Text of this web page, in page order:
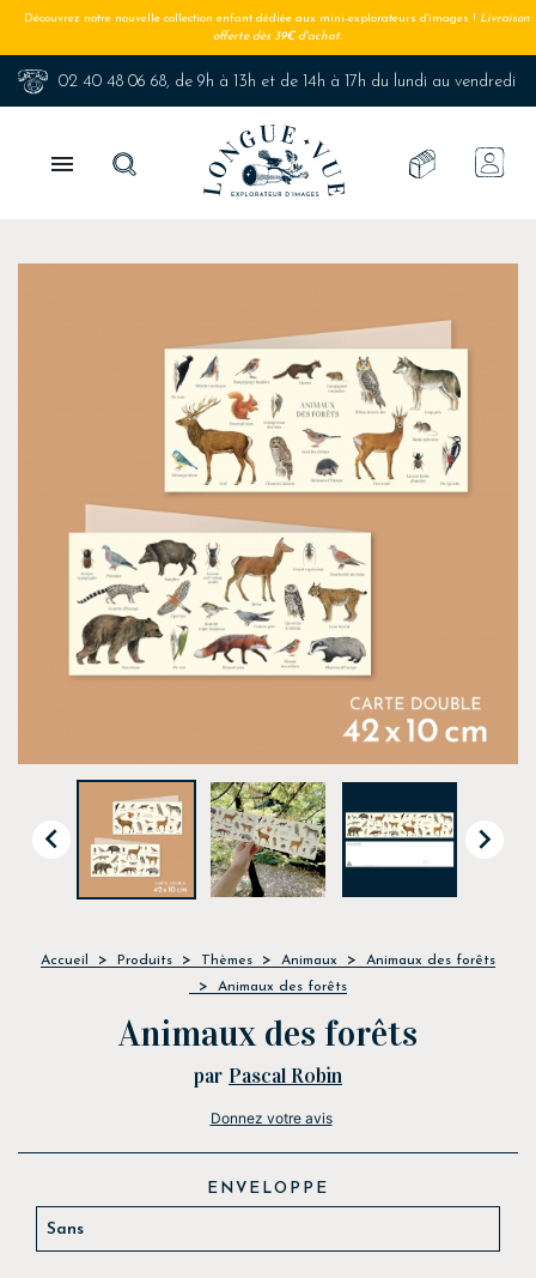
Découvrez notre nouvelle collection enfant dédiée aux mini-explorateurs d'images ! Livraison
offerte dès 39€ d'achat.
02 40 48 06 68, de 9h à 13h et de 14h à 17h du lundi au vendredi

 
Accueil Produits Thèmes Animaux
Animaux des forêts
Animaux des forêts
Animaux des forêts
par Pascal Robin
Donnez votre avis
ENVELOPPE